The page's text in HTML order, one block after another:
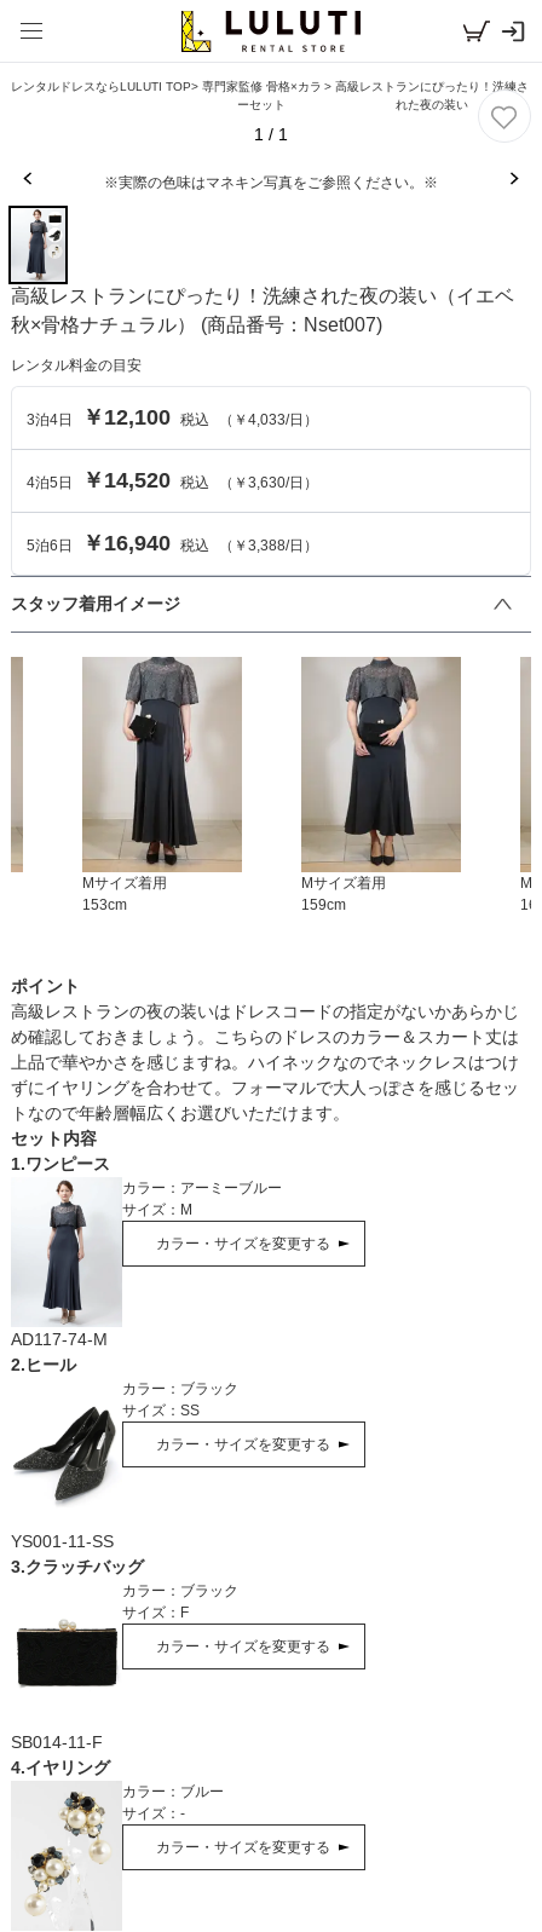
レンタルドレスならLULUTI TOP> 専門家監修 骨格×カラ
ーセット
> 高級レストランにぴったり！洗練さ
れた夜の装い
1 / 1
※実際の色味はマネキン写真をご参照ください。※
高級レストランにぴったり！洗練された夜の装い（イエベ
秋×骨格ナチュラル）
(商品番号：Nset007)
レンタル料金の目安
3泊4日 ￥12,100 税込 （ ￥4,033/日）
4泊5 日 ￥14,520 税込 （ ￥3,630/日）
5泊6 日 ￥16,940 税込 （ ￥3,388/日）
スタッフ着用イメージ
Mサイズ着用
153cm
Mサイズ着用
159cm
M
ポイント
高級レストランの夜の装いはドレスコードの指定がないかあらかじ
め確認しておきましょう。こちらのドレスのカラー＆スカート丈は
上品で華やかさを感じますね。ハイネックなのでネックレスはつけ
ずにイヤリングを合わせて。フォーマルで大人っぽさを感じるセッ
トなので年齢層幅広くお選びいただけます。
セット内容
1.ワンピース
カラー： アーミーブルー
サイズ： M
カラー・サイズを変更する
AD117-74-M
2.ヒール
カラー： ブラック
サイズ： SS
カラー・サイズを変更する
YS001-11-SS
3.クラッチバッグ
カラー： ブラック
サイズ： F
カラー・サイズを変更する
SB014-11-F
4.イヤリング
カラー： ブルー
サイズ： -
カラー・サイズを変更する